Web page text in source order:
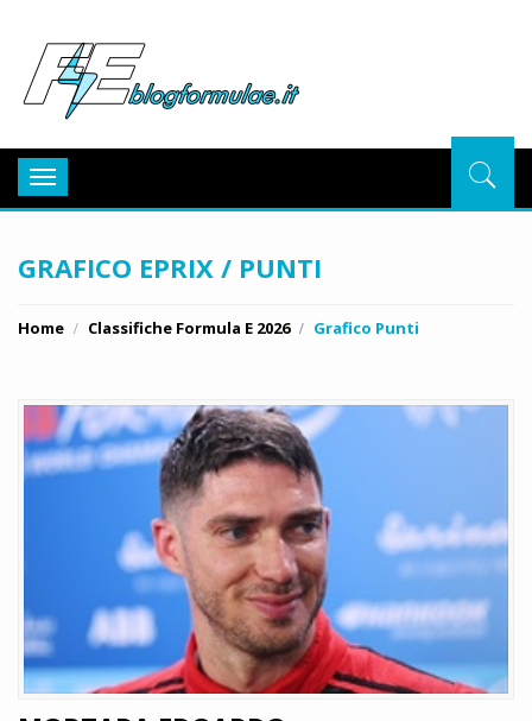
Toggle
navigation
GRAFICO EPRIX / PUNTI
Home Classifiche Formula E 2026 Grafico Punti